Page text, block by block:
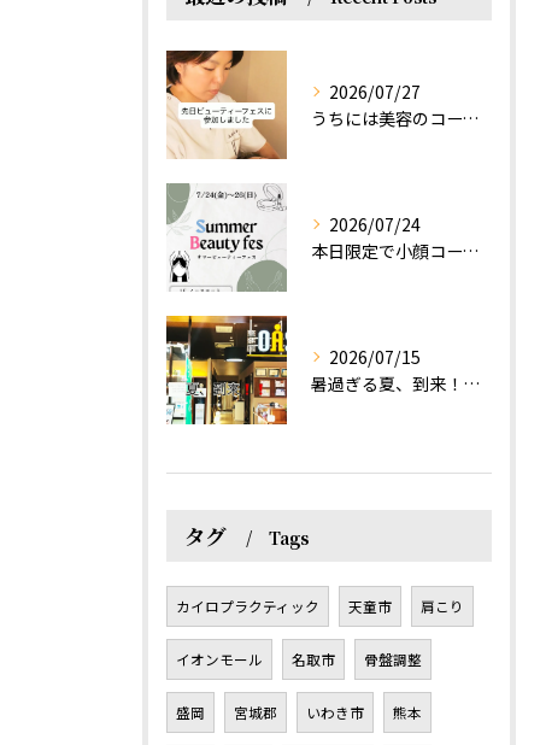
2026/07/27
うちには美容のコースもあるって伝えなきゃ！えっほっえxty
2026/07/24
本日限定で小顔コース体験(ワンコイン)実施します！
2026/07/15
暑過ぎる夏、到来！だるさを感じる方は、結構不足！？
タグ Tags
カイロプラクティック 天童市 肩こり
イオンモール 名取市 骨盤調整
盛岡 宮城郡 いわき市 熊本